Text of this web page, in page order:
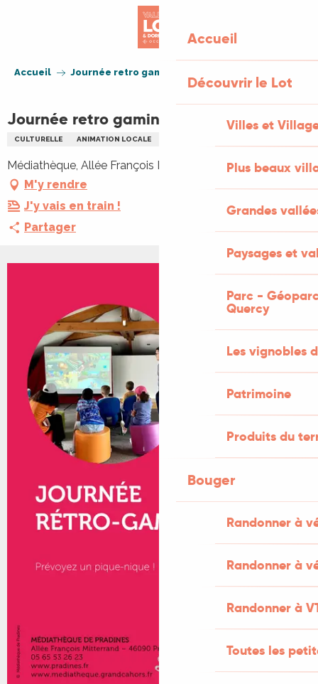
Accueil
Découvrir le Lot
Villes et
Plus beaux
Grandes
Paysages et
Parc -
Quercy
Les vignobles
Patrimoine
Produits du
Bouger
Randonner à
Randonner à
Randonner à
Toutes les
Accueil Journée retro gaming
Journée retro gaming
CULTURELLE ANIMATION LOCALE
Médiathèque, Allée François Mitterrand, 46090 Pradines
M'y rendre
J'y vais en train !
Partager